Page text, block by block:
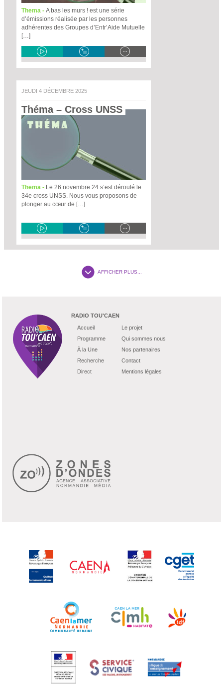
Thema - A bas les murs ! est une série
d’émissions réalisée par les personnes
adhérentes des Groupes d’Entr’Aide Mutuelle
[…]
JEUDI 4 DÉCEMBRE 2025
Théma – Cross UNSS
Thema - Le 26 novembre 24 s’est déroulé le
34e cross UNSS. Nous vous proposons de
plonger au cœur de […]
AFFICHER PLUS...
RADIO TOU'CAEN
Accueil
Programme
À la Une
Recherche
Direct
Le projet
Qui sommes nous
Nos partenaires
Contact
Mentions légales